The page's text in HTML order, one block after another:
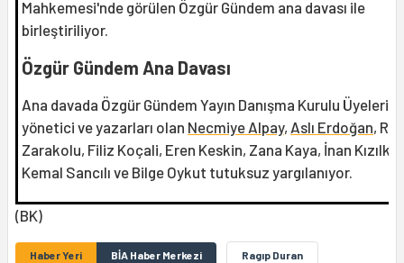
Mahkemesi'nde görülen Özgür Gündem ana davası ile
birleştiriliyor.
Özgür Gündem Ana Davası
Ana davada Özgür Gündem Yayın Danışma Kurulu Üyeleri,
yönetici ve yazarları olan Necmiye Alpay, Aslı Erdoğan,
Zarakolu, Filiz Koçali, Eren Keskin, Zana Kaya, İnan
Kemal Sancılı ve Bilge Oykut tutuksuz yargılanıyor.
(BK)
Haber Yeri BİA Haber Merkezi Ragıp Duran